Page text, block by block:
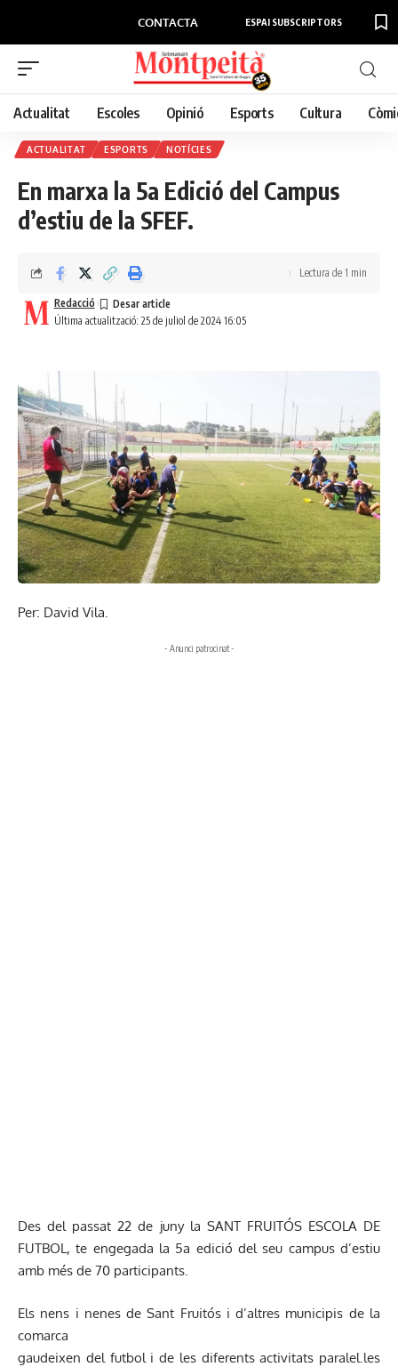
CONTACTA ESPAI SUBSCRIPTORS
Actualitat Escoles Opinió Esports Cultura
ACTUALITAT ESPORTS NOTÍCIES
En marxa la 5a Edició del Campus
d’estiu de la SFEF.
Última actualització: 25 de juliol de 2024 16:05
Redacció
Lectura de 1 min
Per: David Vila.
- Anunci patrocinat -
Des del passat 22 de juny la SANT FRUITÓS ESCOLA DE
FUTBOL, te engegada la 5a edició del seu campus d’estiu
amb més de 70 participants.
Els nens i nenes de Sant Fruitós i d’altres municipis de la
comarca
gaudeixen del futbol i de les diferents activitats paralel.les